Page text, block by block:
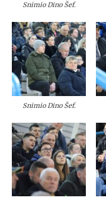
Snimio Dino Šef.
Snimio Dino Šef.